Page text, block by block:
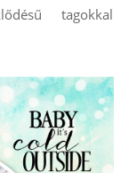
tagokkal